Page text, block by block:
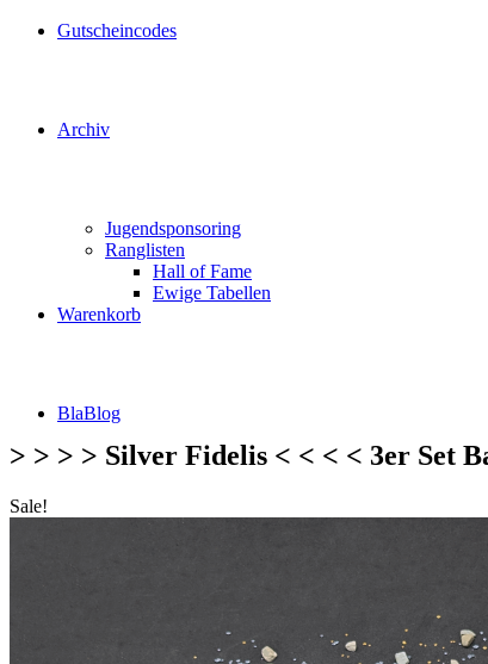
Gutscheincodes
Archiv
Jugendsponsoring
Ranglisten
Hall of Fame
Ewige Tabellen
Warenkorb
BlaBlog
> > > > Silver Fidelis < < < < 3er Set
Sale!